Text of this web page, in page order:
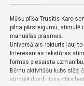
Mūsu plīša Trusītis Karo
pilna pārsteigumu, stimulē
manuālās prasmes.
Universālais rokturis ļauj
Interesantas tekstūras
formas piesaista uzmanību.
Bērnu aktivitāšu kubs slēpj
stimulē dzirdi. Izvirzītās